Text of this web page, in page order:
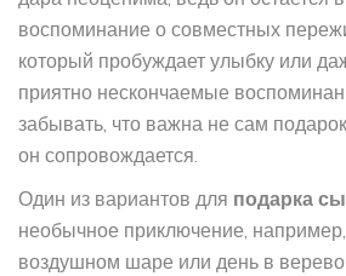
воспоминание о совместных
который пробуждает улыбку или
приятно нескончаемые
забывать, что важна не сам
он сопровождается.
Один из вариантов для подарка
необычное приключение,
воздушном шаре или день в